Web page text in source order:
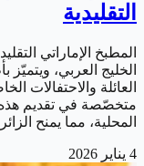
التقليدية
المطبخ الإماراتي
الخليج العربي،
متخصّصة في تقديم هذه
المحلية، مما يمنح
4 يناير 2026